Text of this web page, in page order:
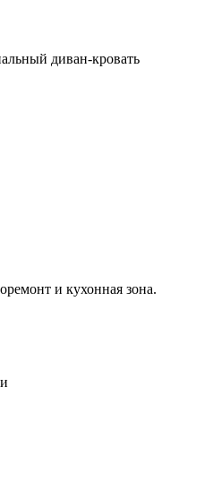
диван-кровать
и кухонная зона.